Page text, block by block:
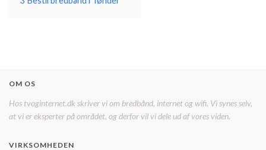
OM OS
Hos tvoginternet.dk skriver vi om bredbånd, internet og wifi. Vi synes selv,
at vi er eksperter på området, og derfor vil vi dele ud af vores viden.
VIRKSOMHEDEN